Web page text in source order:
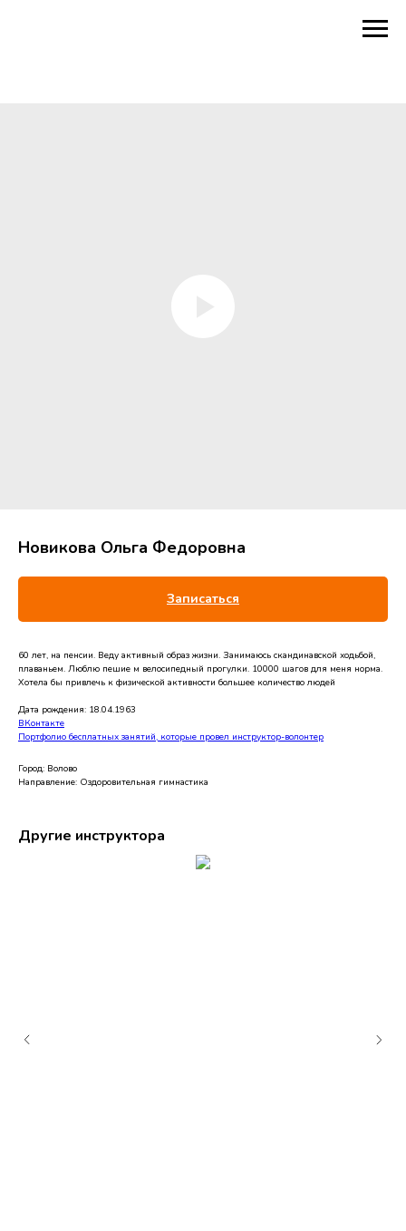
Новикова Ольга Федоровна
Записаться
60 лет, на пенсии. Веду активный образ жизни. Занимаюсь скандинавской ходьбой,
плаваньем. Люблю пешие м велосипедный прогулки. 10000 шагов для меня норма.
Хотела бы привлечь к физической активности большее количество людей
Дата рождения: 18.04.1963
ВКонтакте
Портфолио бесплатных занятий, которые провел инструктор-волонтер
Город: Волово
Направление: Оздоровительная гимнастика
Другие инструктора